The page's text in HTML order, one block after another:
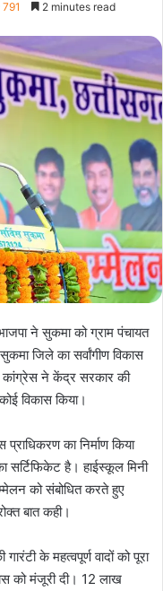
791 2 minutes read
ने सुकमा को ग्राम पंचायत
जिले का सर्वांगीण विकास
ने केंद्र सरकार की
विकास किया।
का निर्माण किया
सर्टिफिकेट है। हाईस्कूल मिनी
को संबोधित करते हुए
बात कही।
के महत्वपूर्ण वादों को पूरा
को मंजूरी दी। 12 लाख